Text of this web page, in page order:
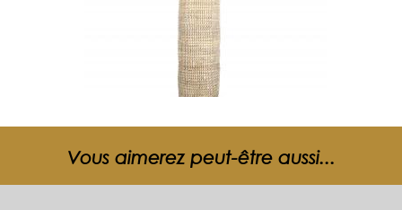
Vous aimerez peut-être aussi...